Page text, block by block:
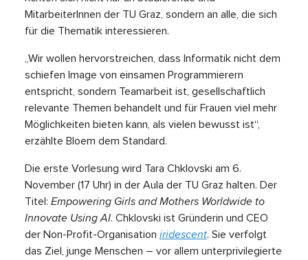
MitarbeiterInnen der TU Graz, sondern an alle, die sich
für die Thematik interessieren.
„Wir wollen hervorstreichen, dass Informatik nicht dem
schiefen Image von einsamen Programmierern
entspricht, sondern Teamarbeit ist, gesellschaftlich
relevante Themen behandelt und für Frauen viel mehr
Möglichkeiten bieten kann, als vielen bewusst ist“,
erzählte Bloem dem Standard.
Die erste Vorlesung wird Tara Chklovski am 6.
November (17 Uhr) in der Aula der TU Graz halten. Der
Titel: Empowering Girls and Mothers Worldwide to
Innovate Using AI. Chklovski ist Gründerin und CEO
der Non-Profit-Organisation iridescent. Sie verfolgt
das Ziel, junge Menschen – vor allem unterprivilegierte